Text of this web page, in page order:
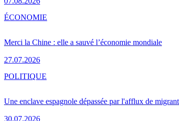
Merci la Chine : elle a sauvé l’économie mondiale
27.07.2026
ÉCONOMIE
Une enclave espagnole dépassée par l'afflux de
30.07.2026
POLITIQUE